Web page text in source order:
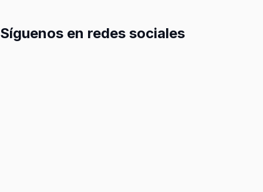
Síguenos en redes sociales